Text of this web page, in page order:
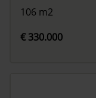
106 m2
€ 330.000